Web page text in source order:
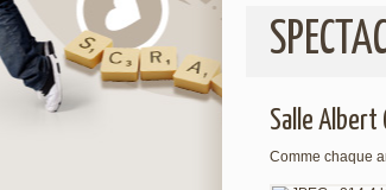
Salle Albert
Comme chaque